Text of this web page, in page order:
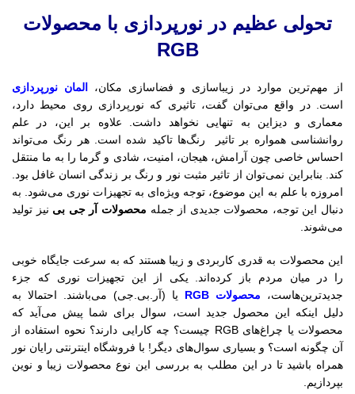
تحولی عظیم در نورپردازی با محصولات
RGB
از مهم‌ترین موارد در زیباسازی و فضاسازی مکان،
المان نورپردازی
است. در واقع می‌توان گفت، تاثیری که نورپردازی روی محیط دارد،
معماری و دیزاین به تنهایی نخواهد داشت. علاوه بر این، در علم
روانشناسی همواره بر تاثیر رنگ‌ها تاکید شده است. هر رنگ می‌تواند
احساس خاصی چون آرامش، هیجان، امنیت، شادی و گرما را به ما منتقل
کند. بنابراین نمی‌توان از تاثیر مثبت نور و رنگ بر زندگی انسان غافل بود.
امروزه با علم به این موضوع، توجه ویژه‌ای به تجهیزات نوری می‌شود. به
دنبال این توجه، محصولات جدیدی از جمله محصولات آر جی بی نیز تولید
می‌شوند.
این محصولات به قدری کاربردی و زیبا هستند که به سرعت جایگاه خوبی
را در میان مردم باز کرده‌اند. یکی از این تجهیزات نوری که جزء
جدیدترین‌هاست، محصولات RGB
یا (آر.بی.جی) می‌باشند. احتمالا به
دلیل اینکه این محصول جدید است، سوال برای شما پیش می‌آید که
محصولات یا چراغ‌های RGB چیست؟ چه کارایی دارند؟ نحوه استفاده از
آن چگونه است؟ و بسیاری سوال‌های دیگر! با فروشگاه اینترنتی رایان نور
همراه باشید تا در این مطلب به بررسی این نوع محصولات زیبا و نوین
بپردازیم.